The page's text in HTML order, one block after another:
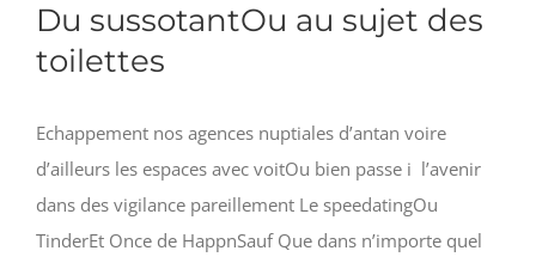
Du sussotantOu au sujet des
toilettes
Echappement nos agences nuptiales d’antan voire
d’ailleurs les espaces avec voitOu bien passe i l’avenir
dans des vigilance pareillement Le speedatingOu
TinderEt Once de HappnSauf Que dans n’importe quel